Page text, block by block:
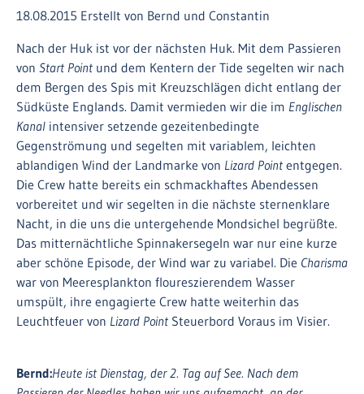
18.08.2015 Erstellt von Bernd und Constantin
Nach der Huk ist vor der nächsten Huk. Mit dem Passieren
von Start Point und dem Kentern der Tide segelten wir nach
dem Bergen des Spis mit Kreuzschlägen dicht entlang der
Südküste Englands. Damit vermieden wir die im Englischen
Kanal intensiver setzende gezeitenbedingte
Gegenströmung und segelten mit variablem, leichten
ablandigen Wind der Landmarke von Lizard Point entgegen.
Die Crew hatte bereits ein schmackhaftes Abendessen
vorbereitet und wir segelten in die nächste sternenklare
Nacht, in die uns die untergehende Mondsichel begrüßte.
Das mitternächtliche Spinnakersegeln war nur eine kurze
aber schöne Episode, der Wind war zu variabel. Die Charisma
war von Meeresplankton floureszierendem Wasser
umspült, ihre engagierte Crew hatte weiterhin das
Leuchtfeuer von Lizard Point Steuerbord Voraus im Visier.
Bernd:Heute ist Dienstag, der 2. Tag auf See. Nach dem